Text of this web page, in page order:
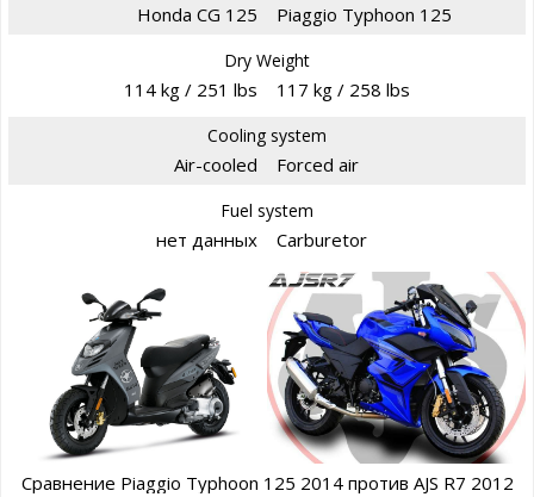
Honda CG 125 Piaggio Typhoon 125
Dry Weight
114 kg / 251 lbs 117 kg / 258 lbs
Cooling system
Air-cooled Forced air
Fuel system
нет данных Carburetor
Сравнение Piaggio Typhoon 125 2014 против AJS R7 2012